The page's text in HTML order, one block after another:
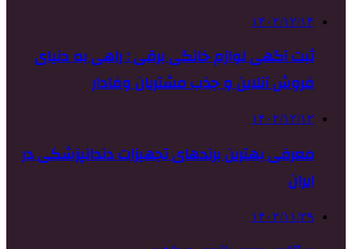
۱۴۰۲/۱۲/۱۴
ثبت آگهی لوازم خانگی برقی : راهی به دنیای
فروش آنلاین و جذب مشتریان وفادار
۱۴۰۲/۱۲/۱۲
معرفی بهترین برندهای تجهیزات دندانپزشکی در
ایران
۱۴۰۲/۱۱/۲۹